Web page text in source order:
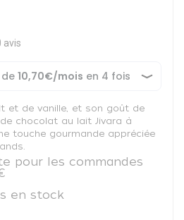
avis
et de vanille, et son goût de
chocolat au lait Jivara à
touche gourmande appréciée
pour les commandes
en stock